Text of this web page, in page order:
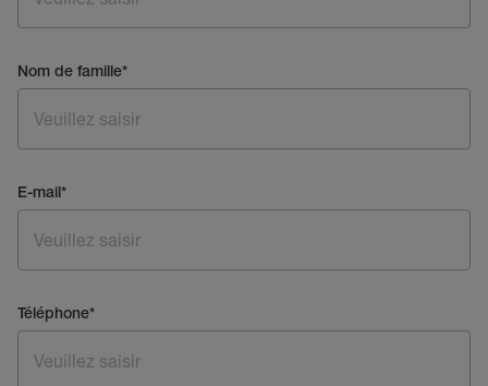
Nom de famille*
E-mail*
Téléphone*